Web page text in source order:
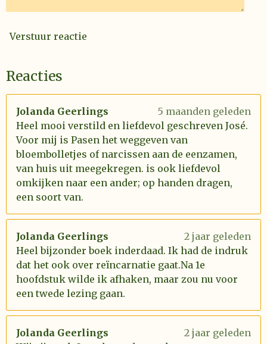
Verstuur reactie
Reacties
Jolanda Geerlings
5 maanden geleden
Heel mooi verstild en liefdevol geschreven José.
Voor mij is Pasen het weggeven van
bloembolletjes of narcissen aan de eenzamen,
van huis uit meegekregen. is ook liefdevol
omkijken naar een ander; op handen dragen,
een soort van.
Jolanda Geerlings
2 jaar geleden
Heel bijzonder boek inderdaad. Ik had de indruk
dat het ook over reïncarnatie gaat.Na 1e
hoofdstuk wilde ik afhaken, maar zou nu voor
een twede lezing gaan.
Jolanda Geerlings
2 jaar geleden